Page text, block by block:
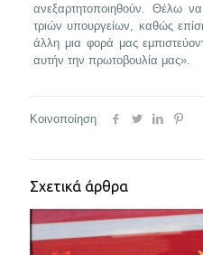
ανεξαρτητοποιηθούν. Θέλω
τριών υπουργείων, καθώς
άλλη μια φορά μας
αυτήν την πρωτοβουλία μας».
Κοινοποίηση
Σχετικά άρθρα